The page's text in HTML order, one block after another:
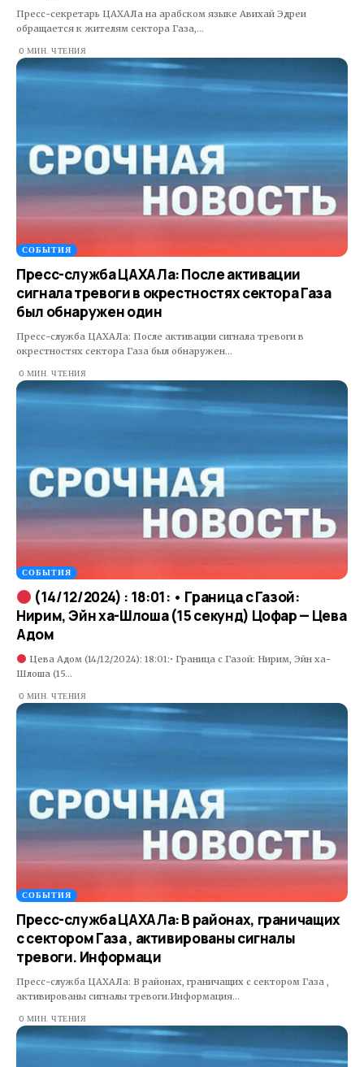
Пресс-секретарь ЦАХАЛа на арабском языке Авихай Эдреи
обращается к жителям сектора Газа,…
0 МИН. ЧТЕНИЯ
СОБЫТИЯ
Пресс-служба ЦАХАЛа: После активации
сигнала тревоги в окрестностях сектора Газа
был обнаружен один
Пресс-служба ЦАХАЛа: После активации сигнала тревоги в
окрестностях сектора Газа был обнаружен…
0 МИН. ЧТЕНИЯ
СОБЫТИЯ
(14/12/2024) : 18:01: • Граница с Газой:
Нирим, Эйн ха-Шлоша (15 секунд) Цофар — Цева
Адом
Цева Адом (14/12/2024): 18:01:• Граница с Газой: Нирим, Эйн ха-
Шлоша (15…
0 МИН. ЧТЕНИЯ
СОБЫТИЯ
Пресс-служба ЦАХАЛа: В районах, граничащих
с сектором Газа , активированы сигналы
тревоги. Информаци
Пресс-служба ЦАХАЛа: В районах, граничащих с сектором Газа ,
активированы сигналы тревоги.Информация…
0 МИН. ЧТЕНИЯ